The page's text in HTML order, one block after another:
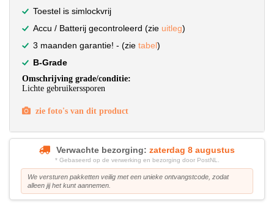
Toestel is simlockvrij
Accu / Batterij gecontroleerd (zie uitleg)
3 maanden garantie! - (zie tabel)
B-Grade
Omschrijving grade/conditie:
Lichte gebruikerssporen
zie foto's van dit product
Verwachte bezorging: zaterdag 8 augustus
* Gebaseerd op de verwerking en bezorging door PostNL.
We versturen pakketten veilig met een unieke ontvangstcode, zodat
alleen jij het kunt aannemen.